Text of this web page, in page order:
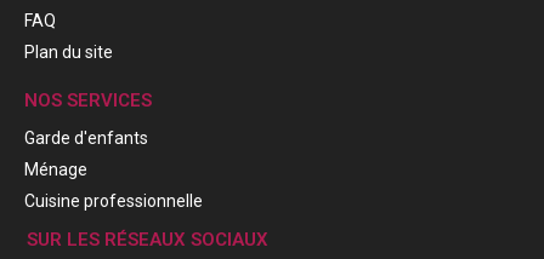
FAQ
Plan du site
NOS SERVICES
Garde d'enfants
Ménage
Cuisine professionnelle
SUR LES RÉSEAUX SOCIAUX